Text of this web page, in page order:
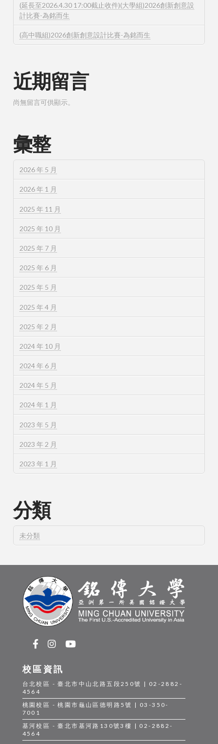
(延長至2026.4.30 17:00截止收件)(大學組)2026創新創意設
計比賽-為銘而生
(高中職組)2026創新創意設計比賽-為銘而生
近期留言
尚無留言可供顯示。
彙整
2026 年 5 月
2026 年 1 月
2025 年 11 月
2025 年 10 月
2025 年 7 月
2025 年 6 月
2025 年 5 月
2025 年 4 月
2025 年 2 月
2024 年 10 月
2024 年 6 月
2024 年 5 月
2024 年 1 月
2023 年 5 月
2023 年 2 月
2023 年 1 月
分類
未分類
校區資訊
台北校區 - 臺北市中山北路五段250號 | 02-2882-
4564
桃園校區 - 桃園市龜山區德明路5號 | 03-350-
7001
基河校區 - 臺北市基河路130號3樓 | 02-2882-
4564